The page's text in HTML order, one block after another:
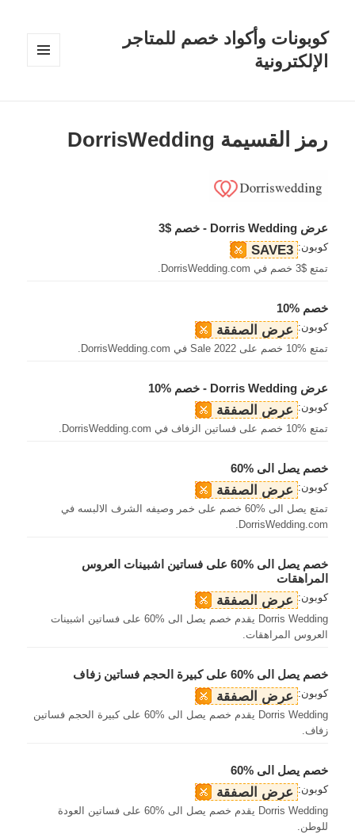
كوبونات وأكواد خصم للمتاجر
الإلكترونية
رمز القسيمة DorrisWedding
عرض Dorris Wedding - خصم $3
كوبون: SAVE3
تمتع $3 خصم في DorrisWedding.com.
خصم %10
كوبون: عرض الصفقة
تمتع %10 خصم على 2022 Sale في DorrisWedding.com.
عرض Dorris Wedding - خصم %10
كوبون: عرض الصفقة
تمتع %10 خصم على فساتين الزفاف في DorrisWedding.com.
خصم يصل الى %60
كوبون: عرض الصفقة
تمتع يصل الى %60 خصم على خمر وصيفه الشرف الالبسه في
DorrisWedding.com.
خصم يصل الى %60 على فساتين اشبينات العروس
المراهقات
كوبون: عرض الصفقة
Dorris Wedding يقدم خصم يصل الى %60 على فساتين اشبينات
العروس المراهقات.
خصم يصل الى %60 على كبيرة الحجم فساتين زفاف
كوبون: عرض الصفقة
Dorris Wedding يقدم خصم يصل الى %60 على كبيرة الحجم فساتين
زفاف.
خصم يصل الى %60
كوبون: عرض الصفقة
Dorris Wedding يقدم خصم يصل الى %60 على فساتين العودة
للوطن.